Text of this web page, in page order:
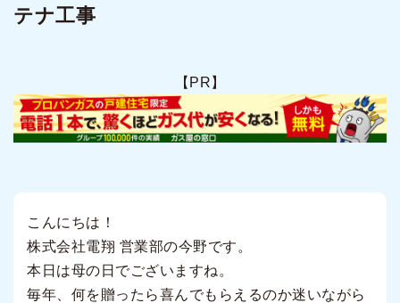
テナ工事
【PR】
こんにちは！
株式会社電翔 営業部の今野です。
本日は母の日でございますね。
毎年、何を贈ったら喜んでもらえるのか迷いながら